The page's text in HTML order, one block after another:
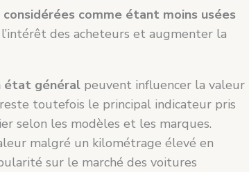
comme étant moins usées
des acheteurs et augmenter la
état général peuvent influencer la valeur
toutefois le principal indicateur pris
selon les modèles et les marques.
malgré un kilométrage élevé en
sur le marché des voitures